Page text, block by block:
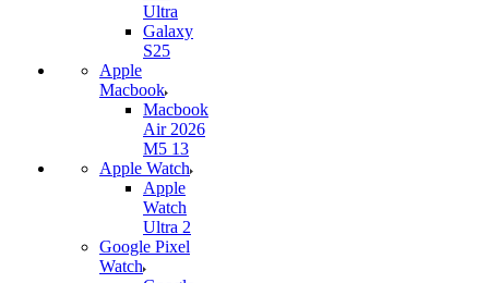
Ultra
Galaxy
S25
Apple
Macbook
Macbook
Air 2026
M5 13
Apple Watch
Apple
Watch
Ultra 2
Google Pixel
Watch